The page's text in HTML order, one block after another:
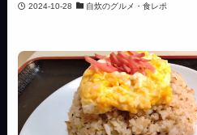
2024-10-28 自炊のグルメ・食レポ